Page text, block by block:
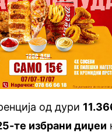
од дури
те избрани диџеи